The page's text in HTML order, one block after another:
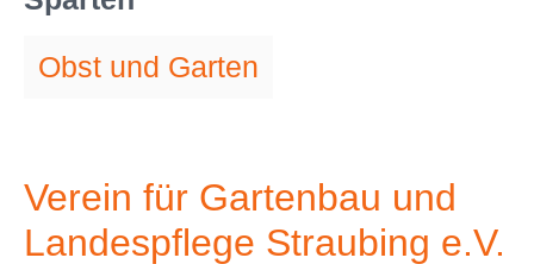
Obst und Garten
Verein für Gartenbau und
Landespflege Straubing e.V.